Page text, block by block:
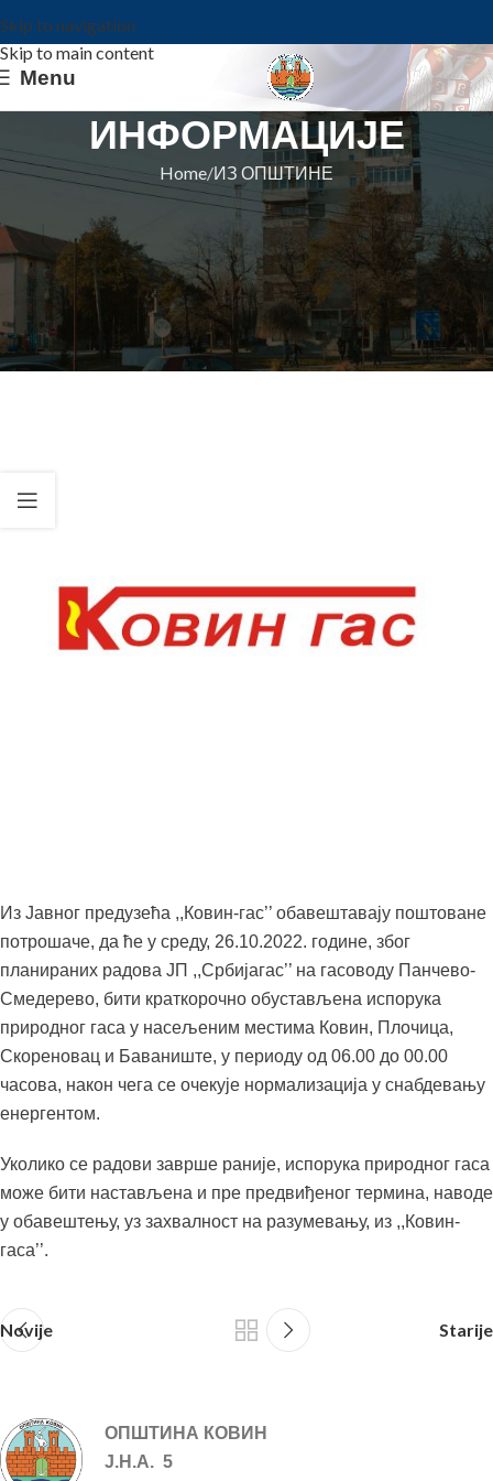
Skip to navigation
Skip to main content
Menu
ИНФОРМАЦИЈЕ
Home ИЗ ОПШТИНЕ
ИЗ ОПШТИНЕ
ОБАВЕШТЕЊЕ О
КРАТКОРОЧНОЈ ОБУСТАВИ
ИСПОРУКЕ ГАСА
Општина КовинOn 21. oktobar 2022.
Из Јавног предузећа ,,Ковин-гас’’ обавештавају поштоване
потрошаче, да ће у среду, 26.10.2022. године, због
планираних радова ЈП ,,Србијагас’’ на гасоводу Панчево-
Смедерево, бити краткорочно обустављена испорука
природног гаса у насељеним местима Ковин, Плочица,
Скореновац и Баваниште, у периоду од 06.00 до 00.00
часова, након чега се очекује нормализација у снабдевању
енергентом.
Уколико се радови заврше раније, испорука природног гаса
може бити настављена и пре предвиђеног термина, наводе
у обавештењу, уз захвалност на разумевању, из ,,Ковин-
гаса’’.
Novije Starije
ОПШТИНА КОВИН
Ј.Н.А. 5